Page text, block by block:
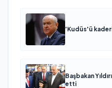
'Kudüs'ü
Başbakan
etti